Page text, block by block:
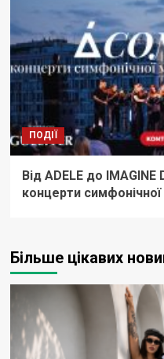
ПОДІЇ
Від ADELE до IMAGINE
концерти симфонічної
Більше цікавих